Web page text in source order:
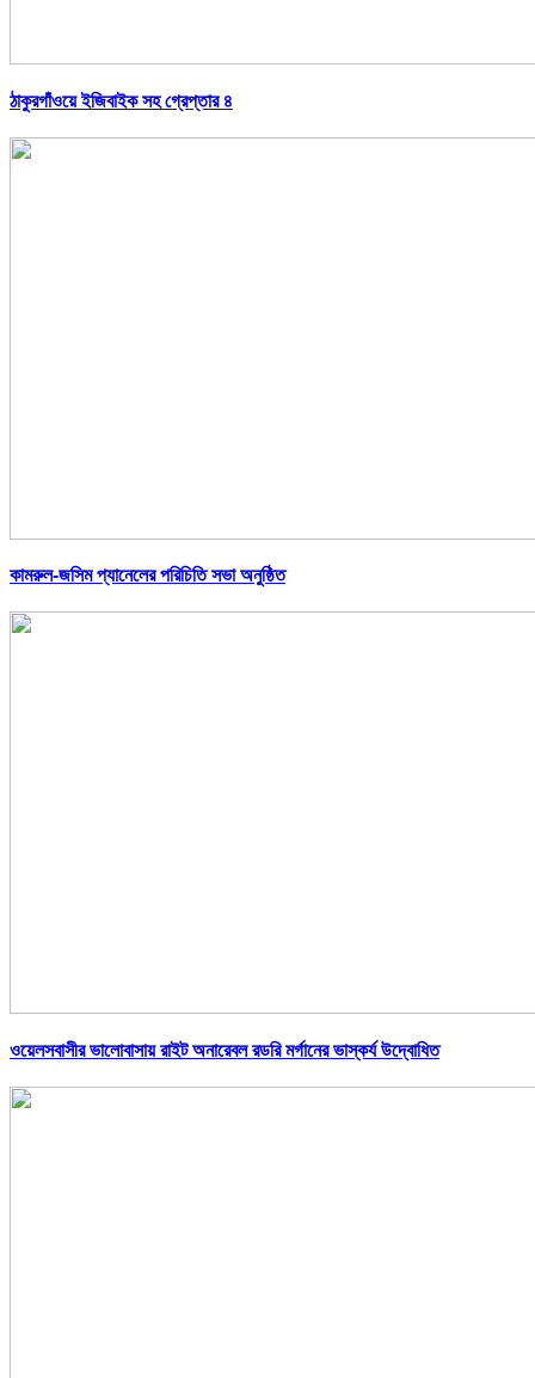
ঠাকুরগাঁওয়ে ইজিবাইক সহ গ্রেপ্তার ৪
কামরুল-জসিম প্যানেলের পরিচিতি সভা অনুষ্ঠিত
ওয়েলসবাসীর ভালোবাসায় রাইট অনারেবল রডরি মর্গানের ভাস্কর্য উদ্বোধিত